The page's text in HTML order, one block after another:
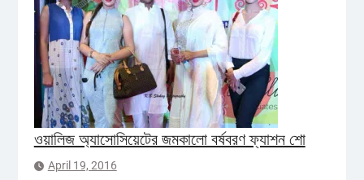
ওয়ালিজ অ্যাসোসিয়েটের জমকালো বর্ষবরণ ফ্যাশন শো
April 19, 2016